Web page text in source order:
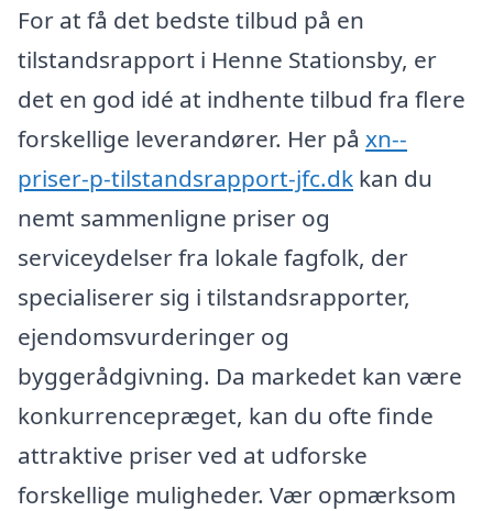
For at få det bedste tilbud på en
tilstandsrapport i Henne Stationsby, er
det en god idé at indhente tilbud fra flere
forskellige leverandører. Her på xn--
priser-p-tilstandsrapport-jfc.dk kan du
nemt sammenligne priser og
serviceydelser fra lokale fagfolk, der
specialiserer sig i tilstandsrapporter,
ejendomsvurderinger og
byggerådgivning. Da markedet kan være
konkurrencepræget, kan du ofte finde
attraktive priser ved at udforske
forskellige muligheder. Vær opmærksom